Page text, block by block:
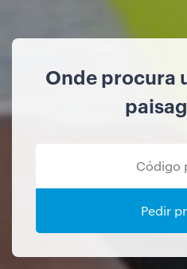
Onde procura
Pedir